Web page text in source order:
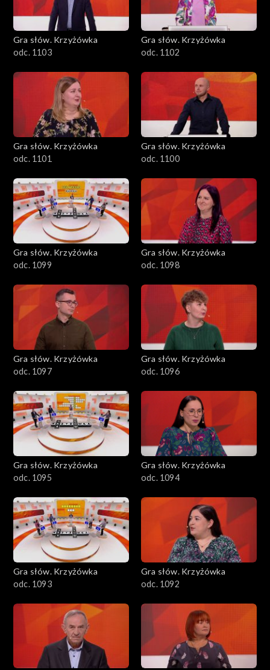
Gra słów. Krzyżówka
odc. 1103
Gra słów. Krzyżówka
odc. 1102
Gra słów. Krzyżówka
odc. 1101
Gra słów. Krzyżówka
odc. 1100
Gra słów. Krzyżówka
odc. 1099
Gra słów. Krzyżówka
odc. 1098
Gra słów. Krzyżówka
odc. 1097
Gra słów. Krzyżówka
odc. 1096
Gra słów. Krzyżówka
odc. 1095
Gra słów. Krzyżówka
odc. 1094
Gra słów. Krzyżówka
odc. 1093
Gra słów. Krzyżówka
odc. 1092